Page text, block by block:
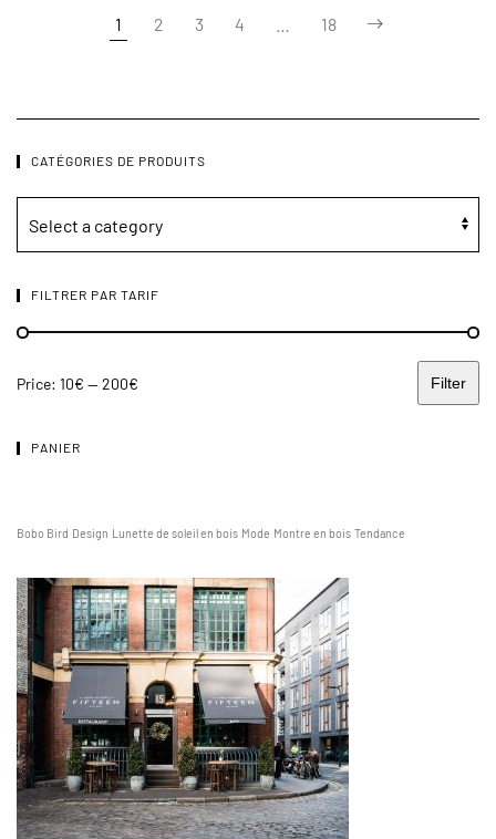
1 2 3 4 18
CATÉGORIES DE PRODUITS
FILTRER PAR TARIF
Filter
Price: 10€ — 200€
PANIER
Bobo Bird Design Lunette de soleil en bois Mode Montre en bois Tendance